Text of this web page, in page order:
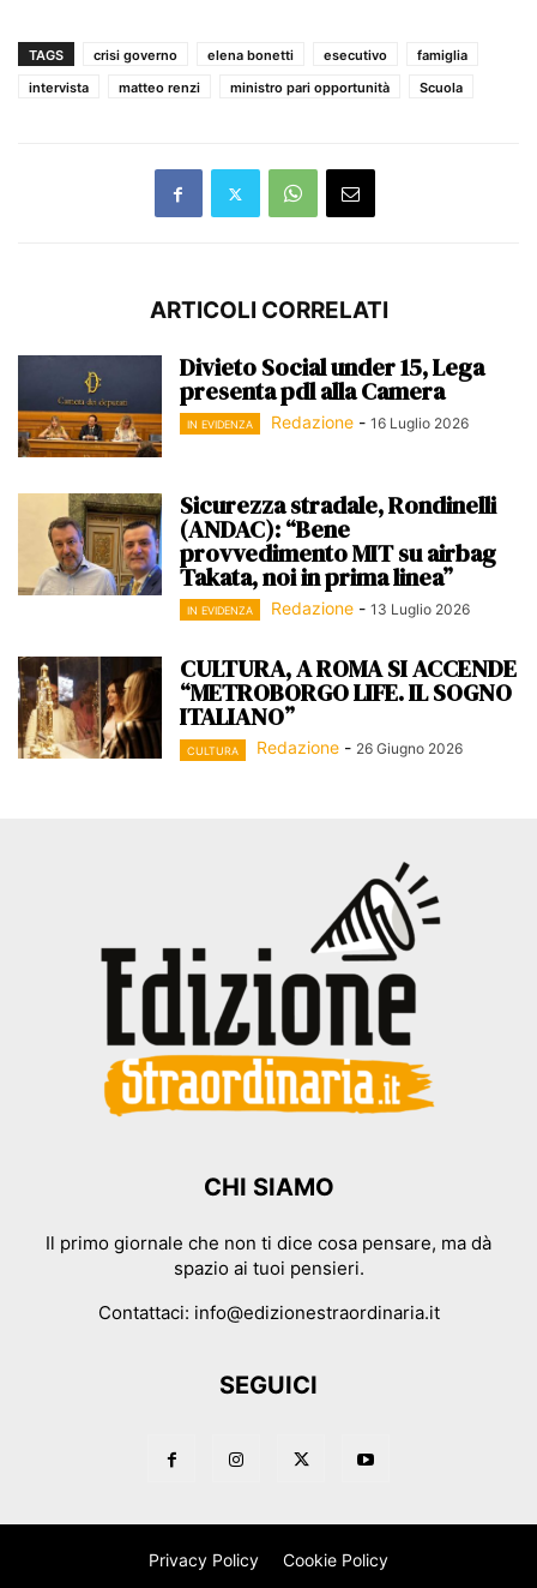
TAGS crisi governo elena bonetti esecutivo
famiglia
intervista
matteo renzi ministro pari opportunità Scuola
ARTICOLI CORRELATI
Divieto Social under 15, Lega
presenta pdl alla Camera
IN EVIDENZA Redazione - 16 Luglio 2026
Sicurezza stradale, Rondinelli
(ANDAC): “Bene
provvedimento MIT su airbag
Takata, noi in prima linea”
IN EVIDENZA Redazione - 13 Luglio 2026
CULTURA, A ROMA SI ACCENDE
“METROBORGO LIFE. IL SOGNO
ITALIANO”
CULTURA Redazione - 26 Giugno 2026
CHI SIAMO
Il primo giornale che non ti dice cosa pensare, ma dà
spazio ai tuoi pensieri.
Contattaci: info@edizionestraordinaria.it
SEGUICI
Privacy Policy Cookie Policy